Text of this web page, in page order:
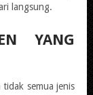
langsung.
YANG
semua jenis